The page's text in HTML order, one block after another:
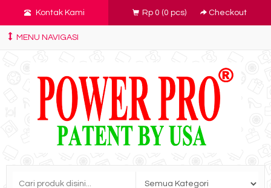
Kontak Kami Rp 0 (0 pcs) Checkout
MENU NAVIGASI